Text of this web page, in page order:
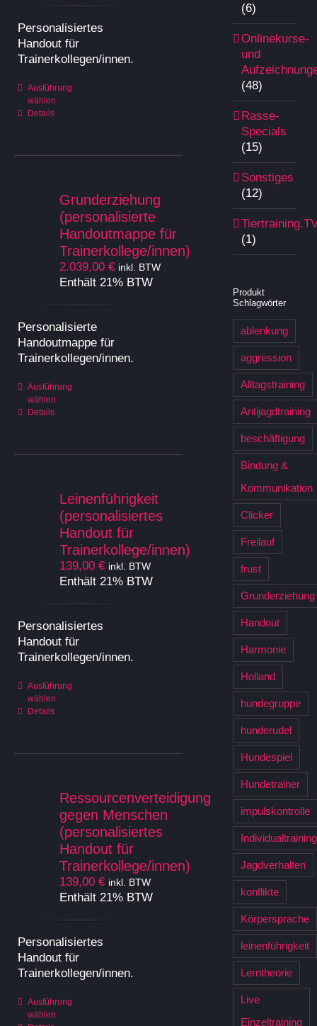
Personalisiertes
Handout für
Trainerkollegen/innen.
Ausführung
wählen
Optionen
können
auf
der
Produktseite
gewählt
werden
Details
Grunderziehung
(personalisierte
Handoutmappe für
Trainerkollege/innen)
2.039,00€ inkl. BTW
Enthält 21% BTW
Personalisierte
Handoutmappe für
Trainerkollegen/innen.
Ausführung
wählen
Optionen
können
auf
der
Produktseite
gewählt
werden
Details
Leinenführigkeit
(personalisiertes
Handout für
Trainerkollege/innen)
139,00€ inkl. BTW
Enthält 21% BTW
Personalisiertes
Handout für
Trainerkollegen/innen.
Ausführung
wählen
Optionen
können
auf
der
Produktseite
gewählt
werden
Details
Ressourcenverteidigung
gegen Menschen
(personalisiertes
Handout für
Trainerkollege/innen)
139,00€ inkl. BTW
Enthält 21% BTW
Personalisiertes
Handout für
Trainerkollegen/innen.
Ausführung
wählen
(6)
Onlinekurse-
und
(48)
Rasse-
Specials
(15)
Sonstiges
(12)
(1)
Produkt
Schlagwörter
ablenkung
aggression
Alltagstraining
Antijagdtraining
beschäftigung
Bindung &
Kommunikation
Clicker
Freilauf
frust
Grunderziehung
Handout
Harmonie
Holland
hundegruppe
hunderudel
Hundespiel
Hundetrainer
impulskontrolle
Individualtraining
Jagdverhalten
konflikte
Körpersprache
leinenführigkeit
Lerntheorie
Live
Einzeltraining